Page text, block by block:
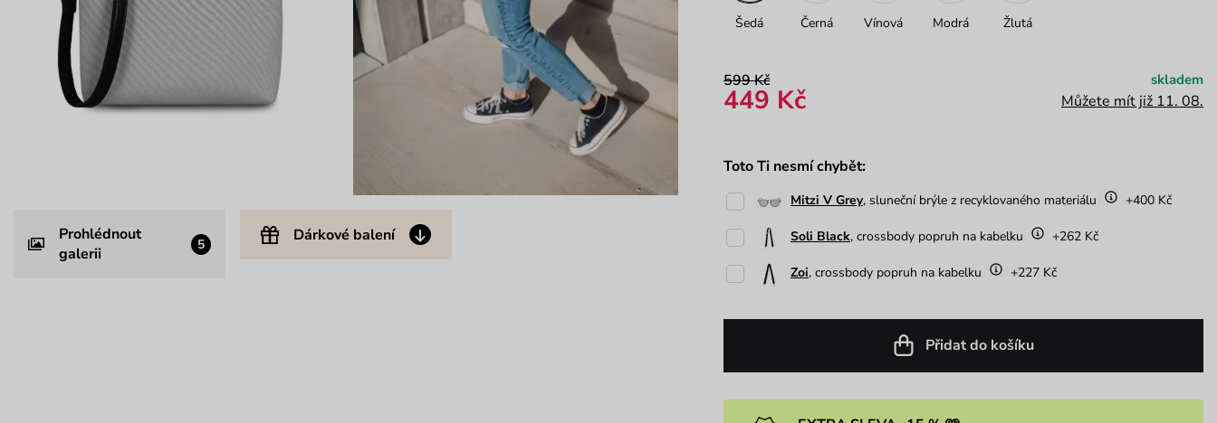
Prohlédnout
galerii
5 Dárkové balení
Šedá Černá Vínová Modrá Žlutá
599 Kč
449 Kč
skladem
Můžete mít již 11. 08.
Toto Ti nesmí chybět:
Mitzi V Grey, sluneční brýle z recyklovaného materiálu +400 Kč
Soli Black, crossbody popruh na kabelku +262 Kč
Zoi, crossbody popruh na kabelku +227 Kč
Přidat do košíku